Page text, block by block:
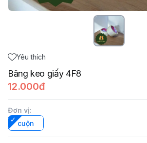
Yêu thích
Băng keo giấy 4F8
12.000đ
Đơn vị:
cuộn